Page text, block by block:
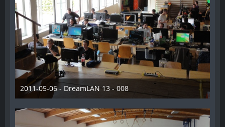
2011-05-06 - DreamLAN 13 - 008
28. Dezember 2012